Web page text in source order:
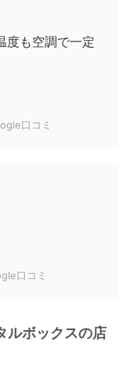
度も空調で一定
口コミ
口コミ
ルボックスの店